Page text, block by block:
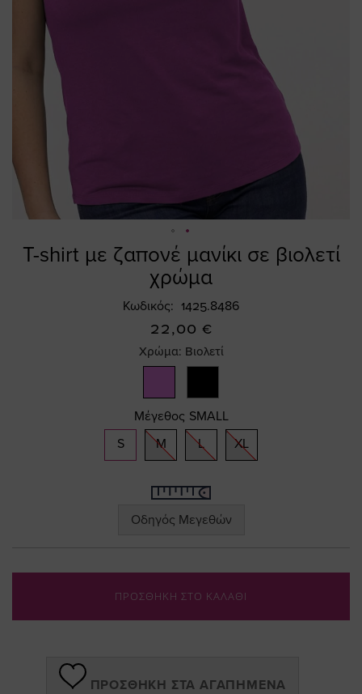
T-shirt με ζαπονέ μανίκι σε βιολετί
χρώμα
Κωδικός 1425.8486
22,00 €
Χρώμα: Βιολετί
Μέγεθος SMALL
S
M L XL
Οδηγός Μεγεθών
ΠΡΟΣΘΗΚΗ ΣΤΟ ΚΑΛΑΘΙ
ΠΡΟΣΘΉΚΗ ΣΤΑ ΑΓΑΠΗΜΈΝΑ
Skip